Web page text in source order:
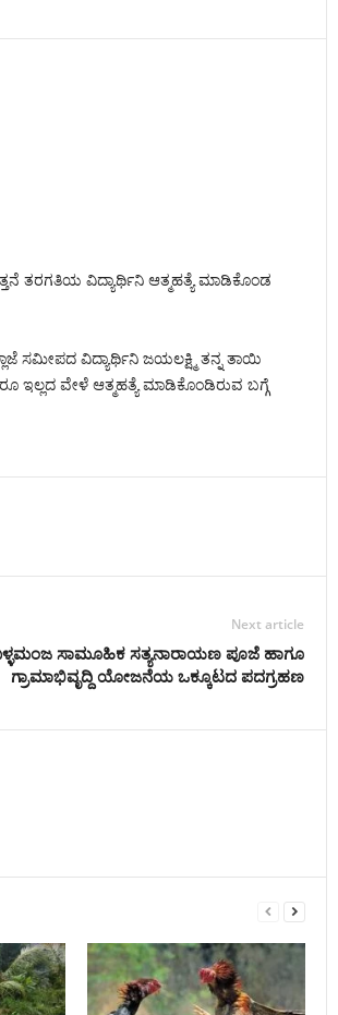
ತರಗತಿಯ ವಿದ್ಯಾರ್ಥಿನಿ ಆತ್ಮಹತ್ಯೆ ಮಾಡಿಕೊಂಡ
ಸಮೀಪದ ವಿದ್ಯಾರ್ಥಿನಿ ಜಯಲಕ್ಷ್ಮಿ ತನ್ನ ತಾಯಿ
ವೇಳೆ ಆತ್ಮಹತ್ಯೆ ಮಾಡಿಕೊಂಡಿರುವ ಬಗ್ಗೆ
Next article
ಸಾಮೂಹಿಕ ಸತ್ಯನಾರಾಯಣ ಪೂಜೆ ಹಾಗೂ
ಗ್ರಾಮಾಭಿವೃದ್ದಿ ಯೋಜನೆಯ ಒಕ್ಕೂಟದ ಪದಗ್ರಹಣ